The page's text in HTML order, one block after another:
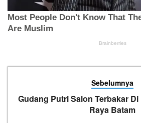
Sebelumnya
Gudang Putri Salon Terbakar
Raya Batam